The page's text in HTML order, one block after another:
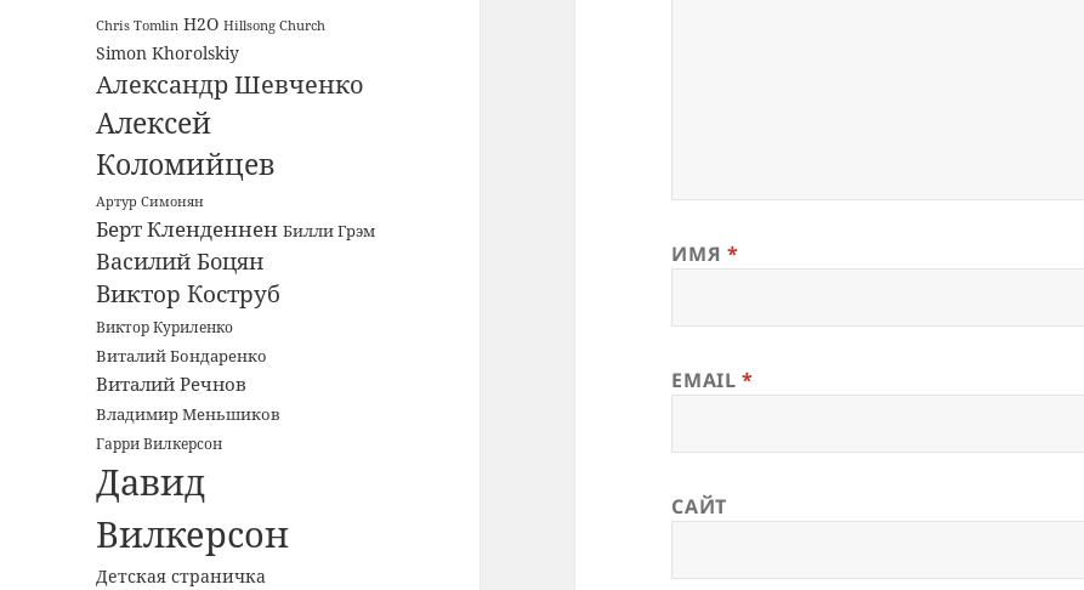
Chris Tomlin H2O Hillsong Church
Simon Khorolskiy
Александр Шевченко
Алексей
Коломийцев
Артур Симонян
Берт Кленденнен Билли Грэм
Василий Боцян
Виктор Коструб
Виктор Куриленко
Виталий Бондаренко
Виталий Речнов
Владимир Меньшиков
Гарри Вилкерсон
Давид
Вилкерсон
Детская страничка
ИМЯ *
EMAIL*
САЙТ